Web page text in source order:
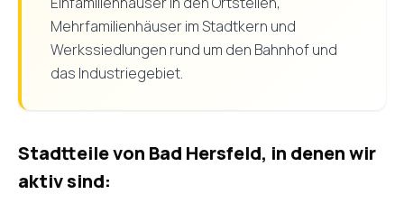
Mehrfamilienhäuser im Stadtkern und
Werkssiedlungen rund um den Bahnhof und
das Industriegebiet.
Stadtteile von Bad Hersfeld, in denen wir
aktiv sind: